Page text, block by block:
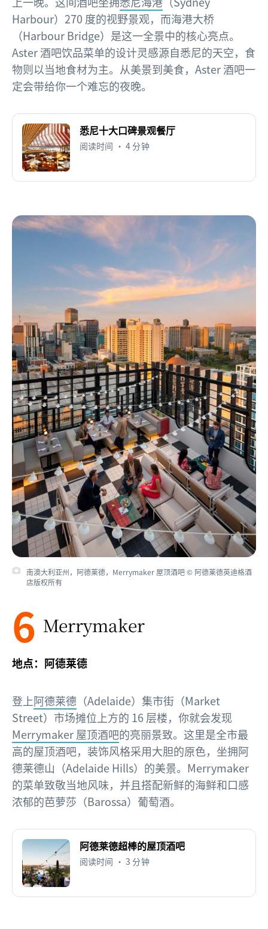
Harbour）270 度的视野景观，而海港大桥
（Harbour Bridge）是这一全景中的核心亮点。
Aster 酒吧饮品菜单的设计灵感源自悉尼的天空，食
物则以当地食材为主。从美景到美食，Aster 酒吧一
定会带给你一个难忘的夜晚。
悉尼十大口碑景观餐厅
阅读时间 • 4 分钟
南澳大利亚州，阿德莱德，Merrymaker 屋顶酒吧 © 阿德莱德英迪格酒
店版权所有
6 Merrymaker
地点：阿德莱德
登上阿德莱德 （Adelaide）集市街（Market
Street）市场摊位上方的 16 层楼，你就会发现
Merrymaker 屋顶酒吧的亮丽景致。这里是全市最
高的屋顶酒吧，装饰风格采用大胆的原色，坐拥阿
德莱德山（Adelaide Hills）的美景。Merrymaker
的菜单致敬当地风味，并且搭配新鲜的海鲜和口感
浓郁的芭萝莎（Barossa）葡萄酒。
阿德莱德超棒的屋顶酒吧
阅读时间 • 3 分钟